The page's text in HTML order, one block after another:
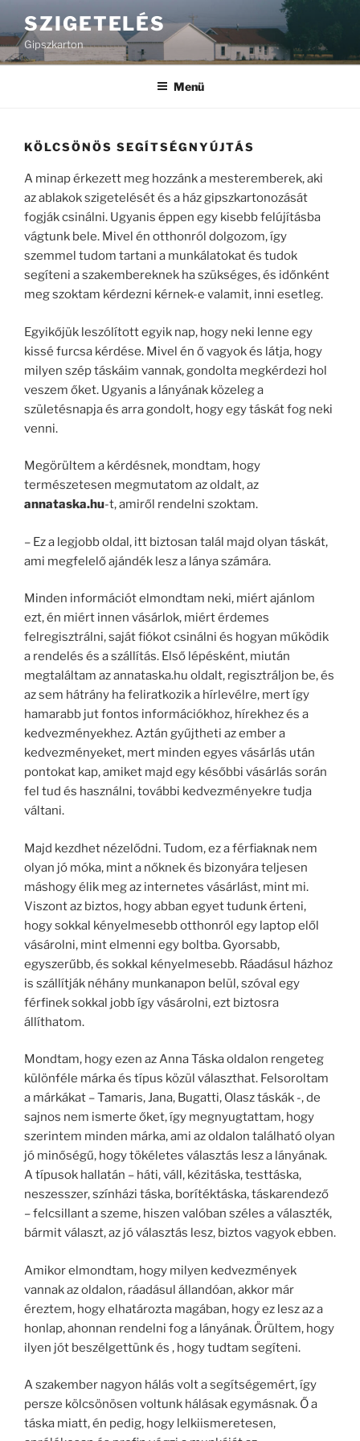
SZIGETELÉS
Gipszkarton
Menü
KÖLCSÖNÖS SEGÍTSÉGNYÚJTÁS
A minap érkezett meg hozzánk a mesteremberek, aki
az ablakok szigetelését és a ház gipszkartonozását
fogják csinálni. Ugyanis éppen egy kisebb felújításba
vágtunk bele. Mivel én otthonról dolgozom, így
szemmel tudom tartani a munkálatokat és tudok
segíteni a szakembereknek ha szükséges, és időnként
meg szoktam kérdezni kérnek-e valamit, inni esetleg.
Egyikőjük leszólított egyik nap, hogy neki lenne egy
kissé furcsa kérdése. Mivel én ő vagyok és látja, hogy
milyen szép táskáim vannak, gondolta megkérdezi hol
veszem őket. Ugyanis a lányának közeleg a
születésnapja és arra gondolt, hogy egy táskát fog neki
venni.
Megörültem a kérdésnek, mondtam, hogy
természetesen megmutatom az oldalt, az
annataska.hu-t, amiről rendelni szoktam.
– Ez a legjobb oldal, itt biztosan talál majd olyan táskát,
ami megfelelő ajándék lesz a lánya számára.
Minden információt elmondtam neki, miért ajánlom
ezt, én miért innen vásárlok, miért érdemes
felregisztrálni, saját fiókot csinálni és hogyan működik
a rendelés és a szállítás. Első lépésként, miután
megtaláltam az annataska.hu oldalt, regisztráljon be, és
az sem hátrány ha feliratkozik a hírlevélre, mert így
hamarabb jut fontos információkhoz, hírekhez és a
kedvezményekhez. Aztán gyűjtheti az ember a
kedvezményeket, mert minden egyes vásárlás után
pontokat kap, amiket majd egy későbbi vásárlás során
fel tud és használni, további kedvezményekre tudja
váltani.
Majd kezdhet nézelődni. Tudom, ez a férfiaknak nem
olyan jó móka, mint a nőknek és bizonyára teljesen
máshogy élik meg az internetes vásárlást, mint mi.
Viszont az biztos, hogy abban egyet tudunk érteni,
hogy sokkal kényelmesebb otthonról egy laptop elől
vásárolni, mint elmenni egy boltba. Gyorsabb,
egyszerűbb, és sokkal kényelmesebb. Ráadásul házhoz
is szállítják néhány munkanapon belül, szóval egy
férfinek sokkal jobb így vásárolni, ezt biztosra
állíthatom.
Mondtam, hogy ezen az Anna Táska oldalon rengeteg
különféle márka és típus közül választhat. Felsoroltam
a márkákat – Tamaris, Jana, Bugatti, Olasz táskák -, de
sajnos nem ismerte őket, így megnyugtattam, hogy
szerintem minden márka, ami az oldalon található olyan
jó minőségű, hogy tökéletes választás lesz a lányának.
A típusok hallatán – háti, váll, kézitáska, testtáska,
neszesszer, színházi táska, borítéktáska, táskarendező
– felcsillant a szeme, hiszen valóban széles a választék,
bármit választ, az jó választás lesz, biztos vagyok ebben.
Amikor elmondtam, hogy milyen kedvezmények
vannak az oldalon, ráadásul állandóan, akkor már
éreztem, hogy elhatározta magában, hogy ez lesz az a
honlap, ahonnan rendelni fog a lányának. Örültem, hogy
ilyen jót beszélgettünk és , hogy tudtam segíteni.
A szakember nagyon hálás volt a segítségemért, így
persze kölcsönösen voltunk hálásak egymásnak. Ő a
táska miatt, én pedig, hogy lelkiismeretesen,